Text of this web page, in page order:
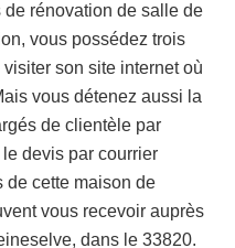
rénovation de salle de
vous possédez trois
son site internet où
vous détenez aussi la
de clientèle par
devis par courrier
de cette maison de
vous recevoir auprès
dans le 33820.